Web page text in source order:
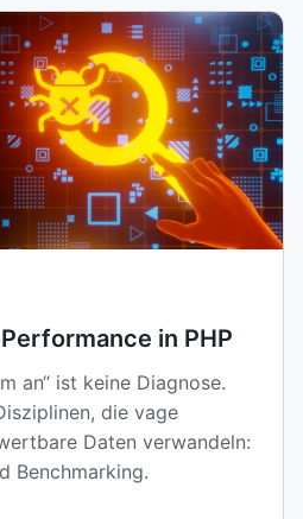
in PHP
an“ ist keine Diagnose.
die vage
Daten verwandeln:
Benchmarking.